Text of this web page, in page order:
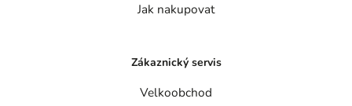
Jak nakupovat
Zákaznický servis
Velkoobchod